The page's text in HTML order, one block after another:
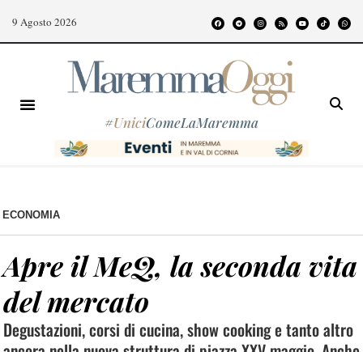
9 Agosto 2026
#UniciComeLaMaremma
ECONOMIA
Apre il MeQ, la seconda vita
del mercato
Degustazioni, corsi di cucina, show cooking e tanto altro